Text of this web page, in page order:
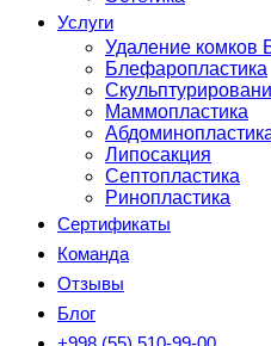
Услуги
Удаление комков
Блефаропластика
Маммопластика
Липосакция
Септопластика
Ринопластика
Сертификаты
Команда
Отзывы
Блог